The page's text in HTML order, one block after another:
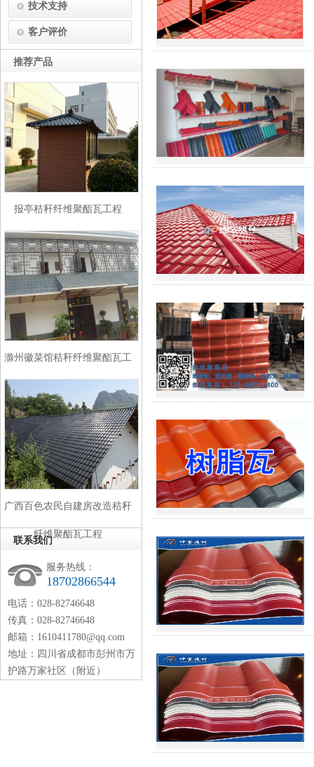
技术支持
客户评价
推荐产品
报亭秸秆纤维聚酯瓦工程
滁州徽菜馆秸秆纤维聚酯瓦工
广西百色农民自建房改造秸秆
纤维聚酯瓦工程
联系我们
服务热线：
18702866544
电话：028-82746648
传真：028-82746648
邮箱：1610411780@qq.com
地址：四川省成都市彭州市万
护路万家社区（附近）